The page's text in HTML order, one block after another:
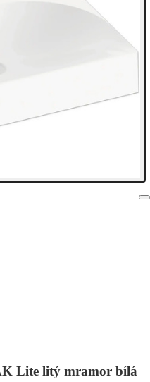
Lite litý mramor bílá